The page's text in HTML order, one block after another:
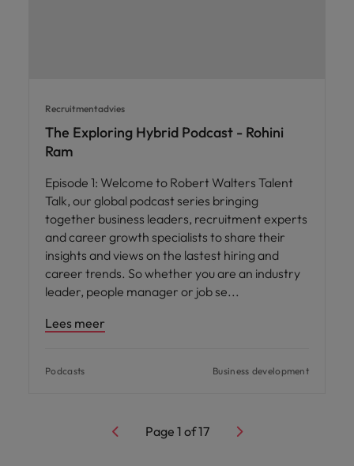
Recruitmentadvies
The Exploring Hybrid Podcast - Rohini
Ram
Episode 1: Welcome to Robert Walters Talent
Talk, our global podcast series bringing
together business leaders, recruitment experts
and career growth specialists to share their
insights and views on the lastest hiring and
career trends. So whether you are an industry
leader, people manager or job se
Lees meer
Podcasts Business development
Page 1 of17